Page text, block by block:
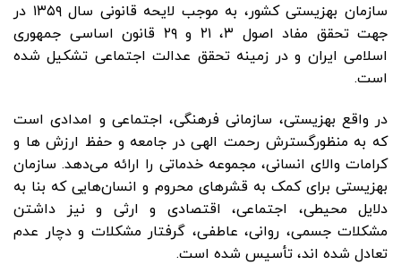
سازمان بهزیستی كشور، به موجب لایحه قانونی سال ۱۳۵۹ در
جهت تحقق مفاد اصول ۳، ٢١ و ٢۹ قانون اساسی جمهوری
اسلامی ایران و در زمینه تحقق عدالت اجتماعی تشكیل شده
است.
در واقع بهزیستی، سازمانی فرهنگی، اجتماعی و امدادی است
که به منظورگسترش رحمت الهی در جامعه و حفظ ارزش ها و
کرامات والای انسانی، مجموعه خدماتی را ارائه می‌دهد. سازمان
بهزیستی برای کمک به قشرهای محروم و انسان‌هایی که بنا به
دلایل محیطی، اجتماعی، اقتصادی و ارثی و نیز داشتن
مشکلات جسمی، روانی، عاطفی، گرفتار مشکلات و دچار عدم
تعادل شده اند، تأسیس شده است.